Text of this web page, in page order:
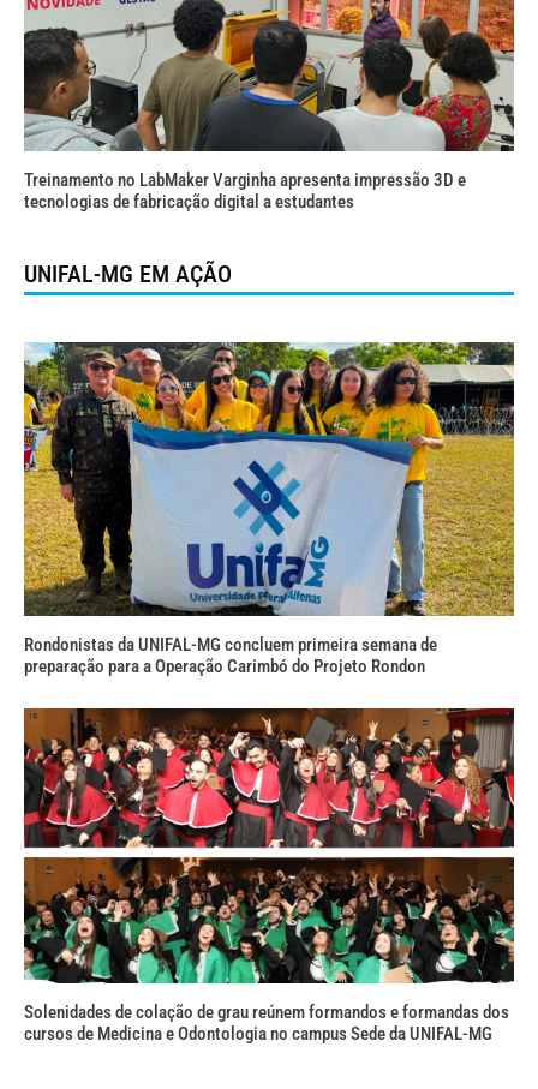
Treinamento no LabMaker Varginha apresenta impressão 3D e
tecnologias de fabricação digital a estudantes
UNIFAL-MG EM AÇÃO
Rondonistas da UNIFAL-MG concluem primeira semana de
preparação para a Operação Carimbó do Projeto Rondon
Solenidades de colação de grau reúnem formandos e formandas dos
cursos de Medicina e Odontologia no campus Sede da UNIFAL-MG